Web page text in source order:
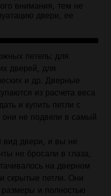
внимания, тем не
двери, ее
петель: для
дверей, для
и др. Дверные
из расчета веса
и купить петли с
они не подвели в самый
вид двери, и вы не
не бросали в глаза,
на дверном
скрытые петли. Они
и полностью